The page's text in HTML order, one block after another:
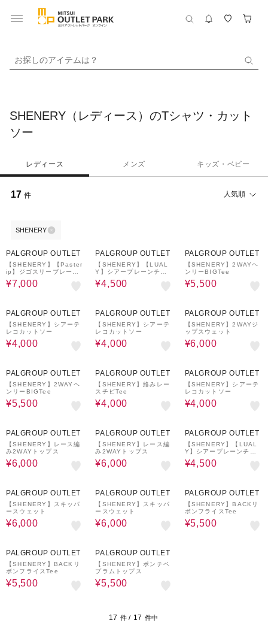
お探しのアイテムは？
SHENERY（レディース）のTシャツ・カット
ソー
レディース メンズ キッズ・ベビー
17 件 人気順
SHENERY
PALGROUP OUTLET
【SHENERY】【Paster
ip】ジゴスリーブレース
トップス
¥7,000
PALGROUP OUTLET
【SHENERY】【LUAL
Y】シアープレーンチビT
ee
¥4,500
PALGROUP OUTLET
【SHENERY】2WAYヘ
ンリーBIGTee
¥5,500
PALGROUP OUTLET
【SHENERY】シアーテ
レコカットソー
¥4,000
PALGROUP OUTLET
【SHENERY】シアーテ
レコカットソー
¥4,000
PALGROUP OUTLET
【SHENERY】2WAYジ
ップスウェット
¥6,000
PALGROUP OUTLET
【SHENERY】2WAYヘ
ンリーBIGTee
¥5,500
PALGROUP OUTLET
【SHENERY】絡みレー
スチビTee
¥4,000
PALGROUP OUTLET
【SHENERY】シアーテ
レコカットソー
¥4,000
PALGROUP OUTLET
【SHENERY】レース編
み2WAYトップス
¥6,000
PALGROUP OUTLET
【SHENERY】レース編
み2WAYトップス
¥6,000
PALGROUP OUTLET
【SHENERY】【LUAL
Y】シアープレーンチビT
ee
¥4,500
PALGROUP OUTLET
【SHENERY】スキッパ
ースウェット
¥6,000
PALGROUP OUTLET
【SHENERY】スキッパ
ースウェット
¥6,000
PALGROUP OUTLET
【SHENERY】BACKリ
ボンフライスTee
¥5,500
PALGROUP OUTLET
【SHENERY】BACKリ
ボンフライスTee
¥5,500
PALGROUP OUTLET
【SHENERY】ポンチペ
プラムトップス
¥5,500
17 件 / 17 件中